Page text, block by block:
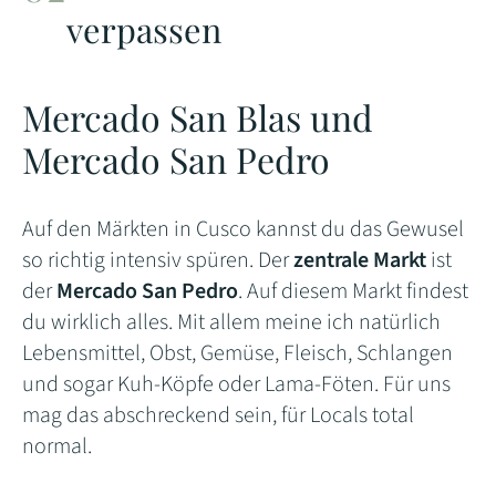
verpassen
Mercado San Blas und
Mercado San Pedro
Auf den Märkten in Cusco kannst du das Gewusel
so richtig intensiv spüren. Derzentrale Marktist
derMercado San Pedro. Auf diesem Markt findest
du wirklich alles. Mit allem meine ich natürlich
Lebensmittel, Obst, Gemüse, Fleisch, Schlangen
und sogar Kuh-Köpfe oder Lama-Föten. Für uns
mag das abschreckend sein, für Locals total
normal.